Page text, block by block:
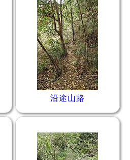
沿途山路